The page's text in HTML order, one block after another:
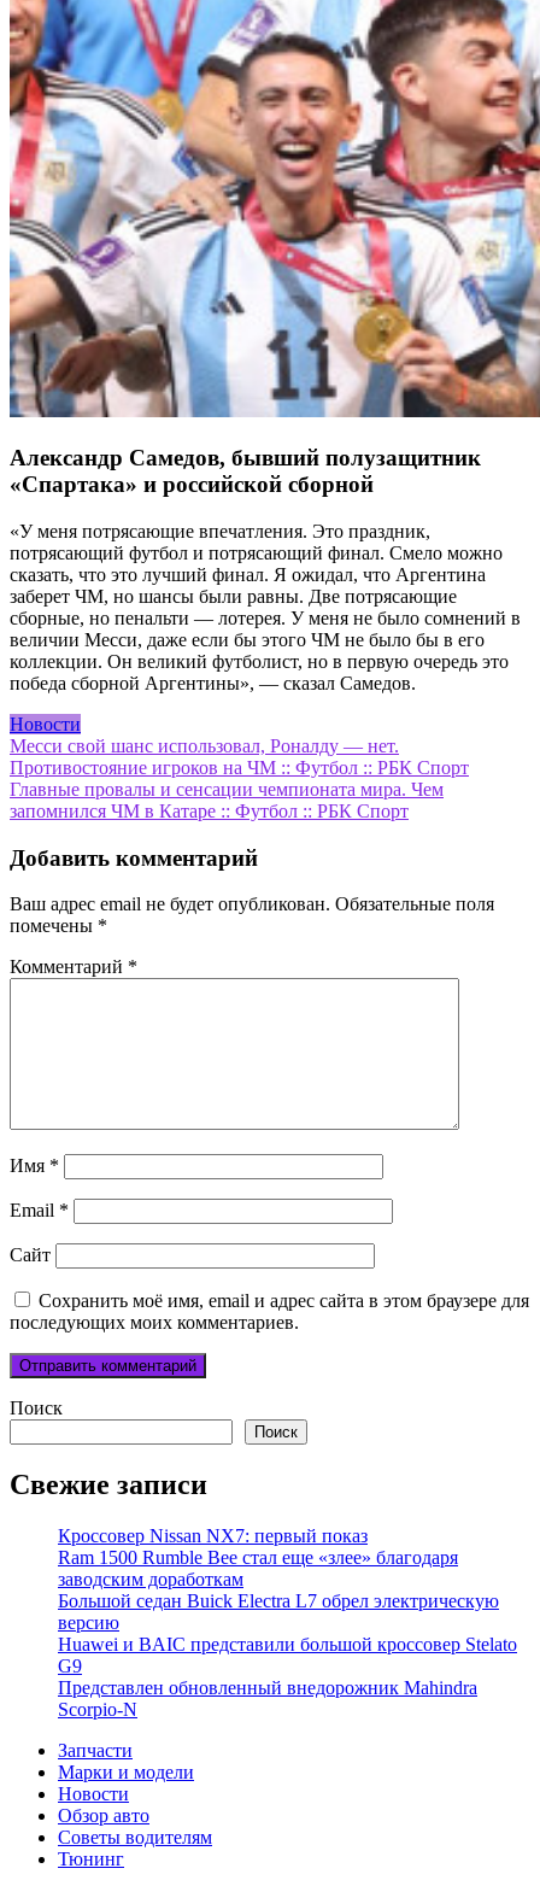
Александр Самедов, бывший полузащитник
«Спартака» и российской сборной
«У меня потрясающие впечатления. Это праздник,
потрясающий футбол и потрясающий финал. Смело можно
сказать, что это лучший финал. Я ожидал, что Аргентина
заберет ЧМ, но шансы были равны. Две потрясающие
сборные, но пенальти — лотерея. У меня не было сомнений в
величии Месси, даже если бы этого ЧМ не было бы в его
коллекции. Он великий футболист, но в первую очередь это
победа сборной Аргентины», — сказал Самедов.
Новости
Навигация
по
записям
Месси свой шанс использовал, Роналду — нет.
Противостояние игроков на ЧМ :: Футбол :: РБК Спорт
Главные провалы и сенсации чемпионата мира. Чем
запомнился ЧМ в Катаре :: Футбол :: РБК Спорт
Добавить комментарий
Ваш адрес email не будет опубликован. Обязательные поля
помечены *
Комментарий *
Имя *
Email *
Сайт
Сохранить моё имя, email и адрес сайта в этом браузере для
последующих моих комментариев.
Поиск
Поиск
Свежие записи
Кроссовер Nissan NX7: первый показ
Ram 1500 Rumble Bee стал еще «злее» благодаря
заводским доработкам
Большой седан Buick Electra L7 обрел электрическую
версию
Huawei и BAIC представили большой кроссовер Stelato
G9
Представлен обновленный внедорожник Mahindra
Scorpio-N
Запчасти
Марки и модели
Новости
Обзор авто
Советы водителям
Тюнинг